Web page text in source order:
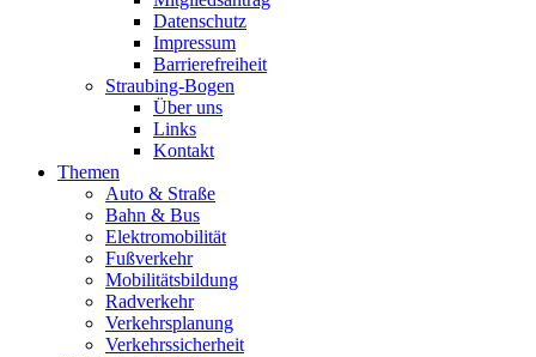
Datenschutz
Impressum
Barrierefreiheit
Straubing-Bogen
Über uns
Links
Kontakt
Themen
Auto & Straße
Bahn & Bus
Elektromobilität
Fußverkehr
Mobilitätsbildung
Radverkehr
Verkehrsplanung
Verkehrssicherheit